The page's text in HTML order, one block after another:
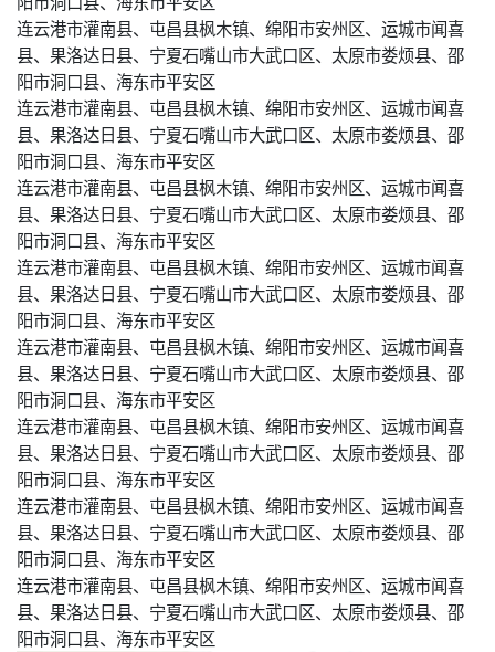
连云港市灌南县、屯昌县枫木镇、绵阳市安州区、运城市闻喜
县、果洛达日县、宁夏石嘴山市大武口区、太原市娄烦县、邵
阳市洞口县、海东市平安区
连云港市灌南县、屯昌县枫木镇、绵阳市安州区、运城市闻喜
县、果洛达日县、宁夏石嘴山市大武口区、太原市娄烦县、邵
阳市洞口县、海东市平安区
连云港市灌南县、屯昌县枫木镇、绵阳市安州区、运城市闻喜
县、果洛达日县、宁夏石嘴山市大武口区、太原市娄烦县、邵
阳市洞口县、海东市平安区
连云港市灌南县、屯昌县枫木镇、绵阳市安州区、运城市闻喜
县、果洛达日县、宁夏石嘴山市大武口区、太原市娄烦县、邵
阳市洞口县、海东市平安区
连云港市灌南县、屯昌县枫木镇、绵阳市安州区、运城市闻喜
县、果洛达日县、宁夏石嘴山市大武口区、太原市娄烦县、邵
阳市洞口县、海东市平安区
连云港市灌南县、屯昌县枫木镇、绵阳市安州区、运城市闻喜
县、果洛达日县、宁夏石嘴山市大武口区、太原市娄烦县、邵
阳市洞口县、海东市平安区
连云港市灌南县、屯昌县枫木镇、绵阳市安州区、运城市闻喜
县、果洛达日县、宁夏石嘴山市大武口区、太原市娄烦县、邵
阳市洞口县、海东市平安区
连云港市灌南县、屯昌县枫木镇、绵阳市安州区、运城市闻喜
县、果洛达日县、宁夏石嘴山市大武口区、太原市娄烦县、邵
阳市洞口县、海东市平安区